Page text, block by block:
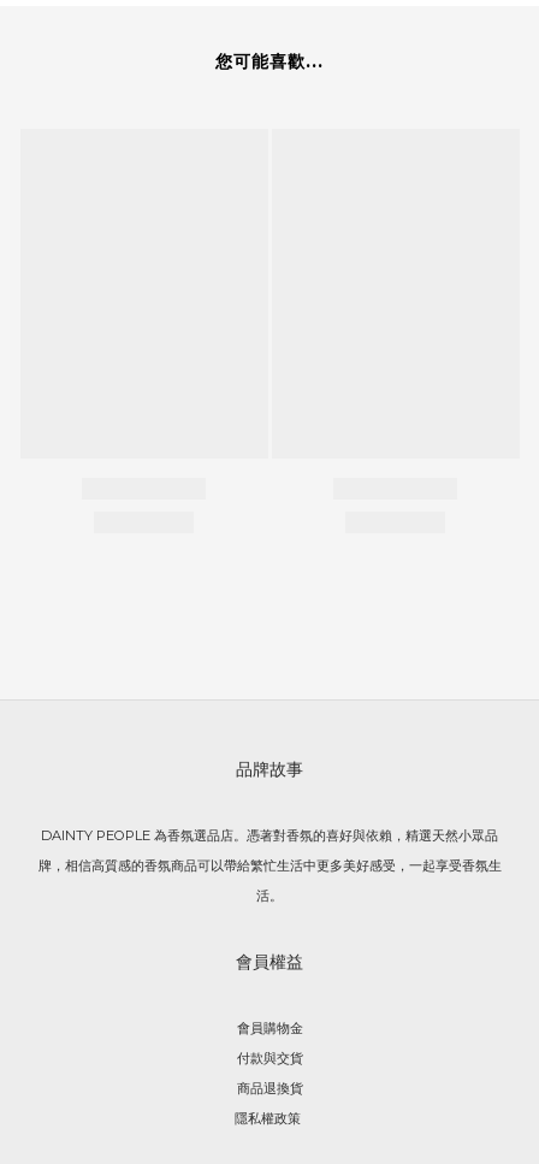
您可能喜歡...
品牌故事
DAINTY PEOPLE 為香氛選品店。憑著對香氛的喜好與依賴，精選天然小眾品
牌，相信高質感的香氛商品可以帶給繁忙生活中更多美好感受，一起享受香氛生
活。
會員權益
會員購物金
付款與交貨
商品退換貨
隱私權政策